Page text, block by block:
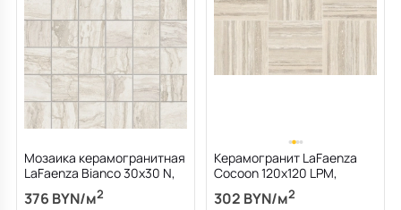
Мозаика керамогранитная
LaFaenza Bianco 30х30 N,
Travertino Oniciato, 10 мм
376 BYN/м2
Керамогранит LaFaenza
Cocoon 120х120 LPM,
Travertino SG, 6,5 мм
302 BYN/м2